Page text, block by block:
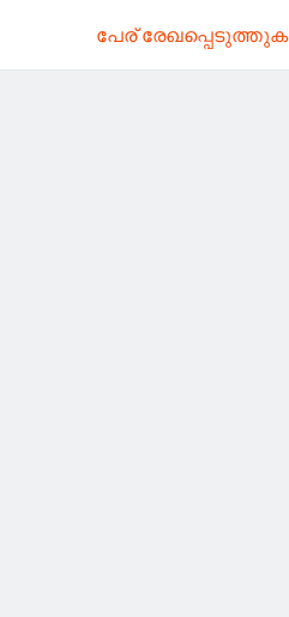
പേര് രേഖപ്പെടുത്തുക